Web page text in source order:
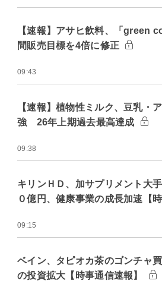
【速報】アサヒ飲料、「green
間販売目標を4倍に修正
09:43
【速報】植物性ミルク、豆乳・
強 26年上期過去最高達成
09:38
キリンＨＤ、加サプリメント大
０億円、健康事業の成長加速【
09:15
ベイン、タピオカ茶のゴンチャ
の投資拡大【時事通信速報】